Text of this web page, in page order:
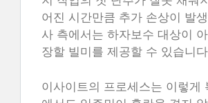
어진 시간만큼 추가 손상이 발
사 측에서는 하자보수 대상이
장할 빌미를 제공할 수 있습니
이사이트의 프로세스는 이렇게